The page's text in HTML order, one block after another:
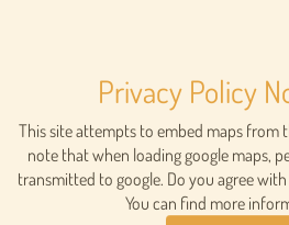
Privacy Policy
This site attempts to embed maps from
note that when loading google maps,
transmitted to google. Do you agree
You can find more